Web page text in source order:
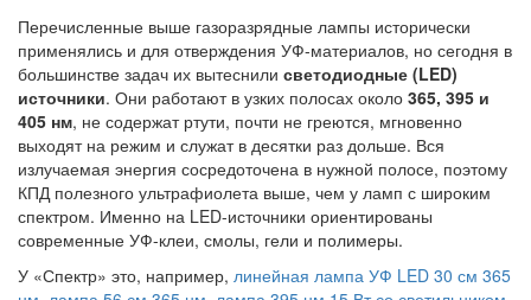
Перечисленные выше газоразрядные лампы исторически
применялись и для отверждения УФ-материалов, но сегодня в
большинстве задач их вытеснили светодиодные (LED)
источники. Они работают в узких полосах около 365, 395 и
405 нм, не содержат ртути, почти не греются, мгновенно
выходят на режим и служат в десятки раз дольше. Вся
излучаемая энергия сосредоточена в нужной полосе, поэтому
КПД полезного ультрафиолета выше, чем у ламп с широким
спектром. Именно на LED-источники ориентированы
современные УФ-клеи, смолы, гели и полимеры.
У «Спектр» это, например, линейная лампа УФ LED 30 см 365